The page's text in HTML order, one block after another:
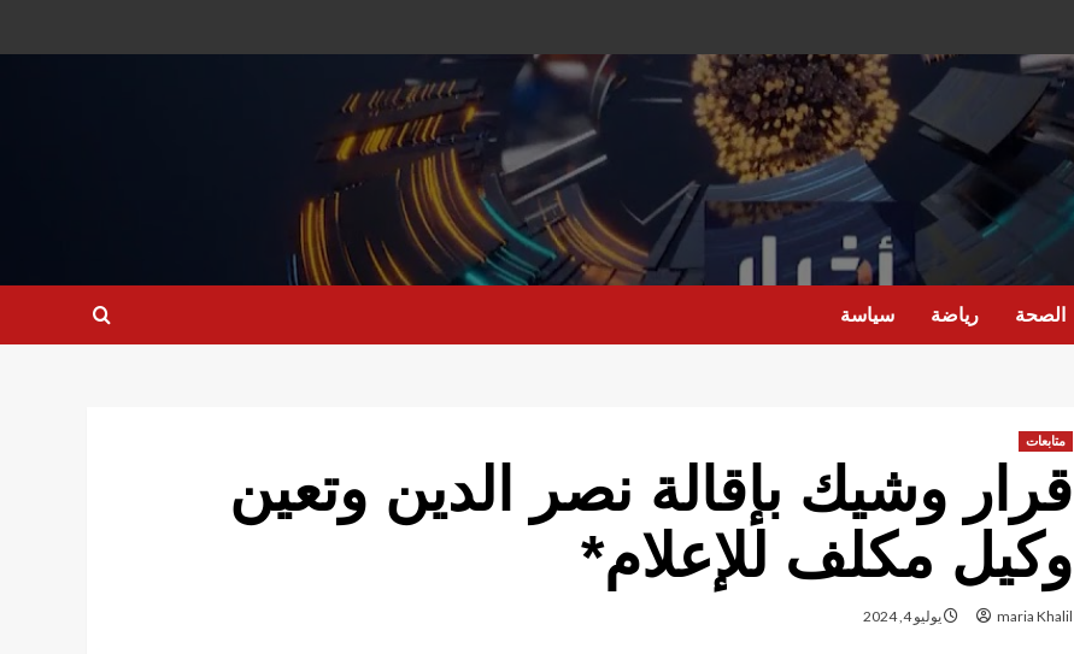
الصحة رياضة سياسة
متابعات
قرار وشيك بإقالة نصر الدين وتعين
وكيل مكلف للإعلام*
maria Khalil يوليو 4, 2024